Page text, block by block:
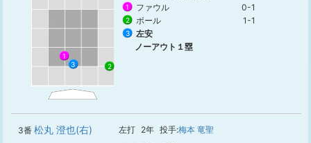
1
2
3
1 ファウル 0-1
2 ボール 1-1
3
左安
ノーアウト１塁
3番 松丸 澄也(右) 左打 2年 投手:梅本 竜聖